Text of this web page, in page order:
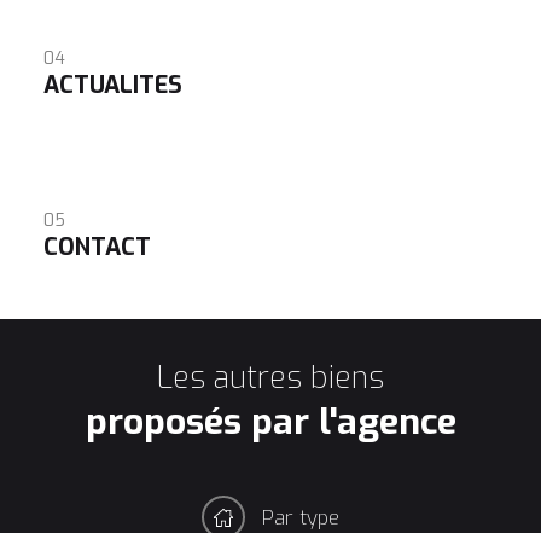
04
ACTUALITES
05
CONTACT
Les autres biens
proposés par l'agence
Par type